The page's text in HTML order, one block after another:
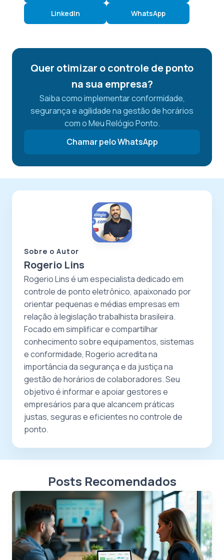
LinkedIn WhatsApp
Quer otimizar o controle de ponto
na sua empresa?
Saiba como implementar conformidade,
segurança e agilidade na gestão de horários
com o Meu Relógio Ponto.
Chamar pelo WhatsApp
Sobre o Autor
Rogerio Lins
Rogerio Lins é um especialista dedicado em
controle de ponto eletrônico, apaixonado por
orientar pequenas e médias empresas em
relação à legislação trabalhista brasileira.
Focado em simplificar e compartilhar
conhecimento sobre equipamentos, sistemas
e conformidade, Rogerio acredita na
importância da segurança e da justiça na
gestão de horários de colaboradores. Seu
objetivo é informar e apoiar gestores e
empresários para que alcancem práticas
justas, seguras e eficientes no controle de
ponto.
Posts Recomendados